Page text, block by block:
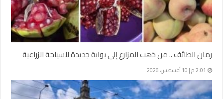
رمان الطائف .. من ذهب المزارع إلى بوابة جديدة للسياحة الزراعية
2:01 م | 10 أغسطس، 2026